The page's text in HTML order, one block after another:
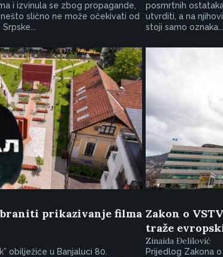
i izvinula se zbog propagande,
slično ne može očekivati od
posmrtnih
utvrditi, a na
stoji samo oznaka...
prikazivanje filma
obilježiće u Banjaluci 80.
Zakon o
traže
Zinaida Đelilović
Prijedlog Zakona